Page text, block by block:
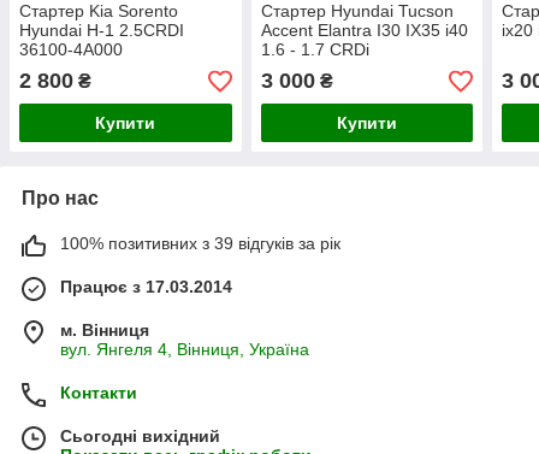
Стартер Kia Sorento
Hyundai H-1 2.5CRDI
36100-4A000
2 800 ₴
Купити
Стартер Hyundai Tucson
Accent Elantra I30 IX35 i40
1.6 - 1.7 CRDi
3 000₴
Купити
ix20
3
Про нас
100% позитивних з 39 відгуків за рік
Працює з 17.03.2014
м. Вінниця
вул. Янгеля 4, Вінниця, Україна
Контакти
Сьогодні вихідний